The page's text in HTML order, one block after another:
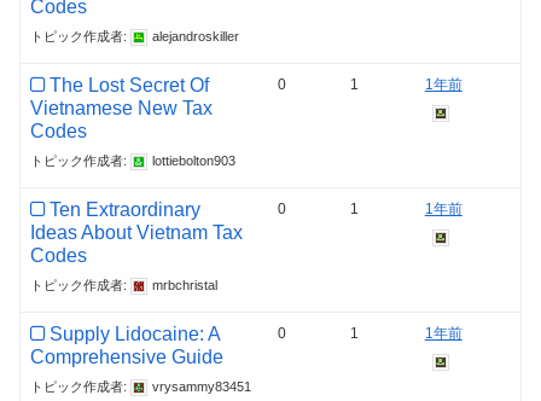
Codes
トピック作成者: alejandroskiller
The Lost Secret Of
Vietnamese New Tax
Codes
トピック作成者: lottiebolton903
0 1 1年前
Ten Extraordinary
Ideas About Vietnam Tax
Codes
トピック作成者: mrbchristal
0 1 1年前
Supply Lidocaine: A
Comprehensive Guide
トピック作成者: vrysammy83451
0 1 1年前